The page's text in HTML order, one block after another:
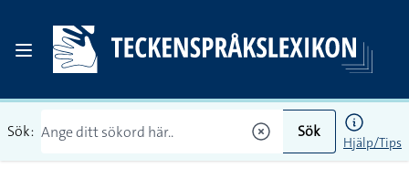
Sök: Sök
Hjälp/Tips